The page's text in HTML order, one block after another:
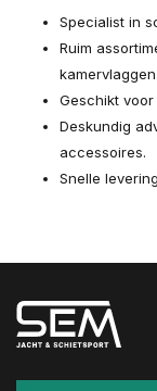
Specialist in
Ruim
kamervlaggen.
Geschikt
Deskundig
accessoires.
Snelle